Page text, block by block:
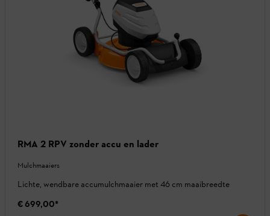
RMA 2 RPV zonder accu en lader
Mulchmaaiers
Lichte, wendbare accumulchmaaier met 46 cm maaibreedte
€ 699,00*